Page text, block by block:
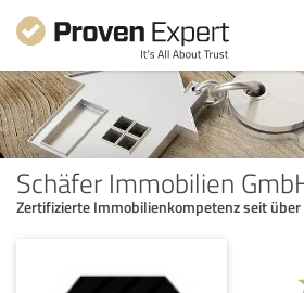
Schäfer Immobilien
Zertifizierte Immobilienkompetenz seit über